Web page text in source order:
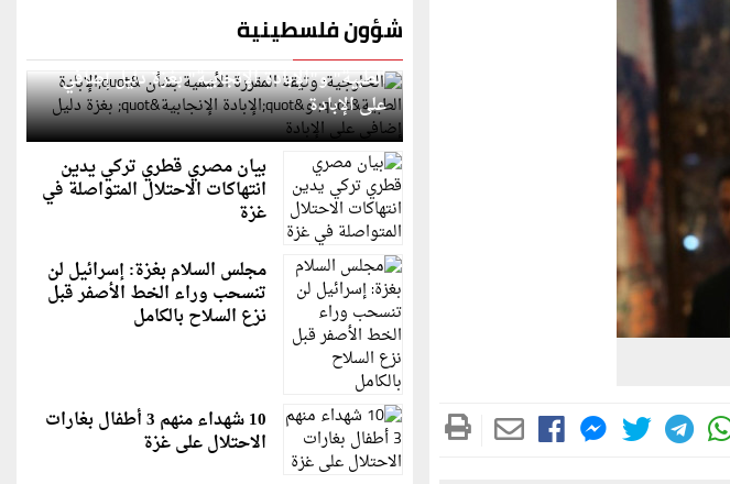
شؤون فلسطينية
الخارجية: وثيقة المقررة الأممية بشأن "الإبادة
الطبية" و"الإبادة الإنجابية" بغزة دليل إضافي
على الإبادة
بيان مصري قطري تركي يدين
انتهاكات الاحتلال المتواصلة في
غزة
مجلس السلام بغزة: إسرائيل لن
تنسحب وراء الخط الأصفر قبل
نزع السلاح بالكامل
10 شهداء منهم 3 أطفال بغارات
الاحتلال على غزة